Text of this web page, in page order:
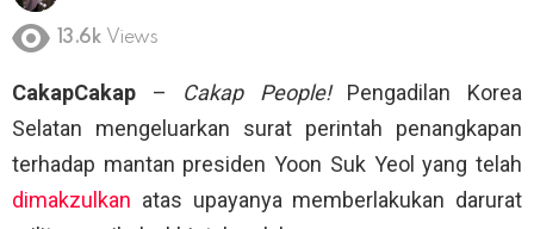
13.6k Views
CakapCakap – Cakap People! Pengadilan Korea
Selatan mengeluarkan surat perintah penangkapan
terhadap mantan presiden Yoon Suk Yeol yang telah
dimakzulkan atas upayanya memberlakukan darurat